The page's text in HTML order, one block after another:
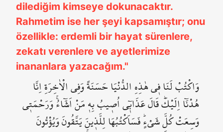
dilediğim kimseye dokunacaktır.
Rahmetim ise her şeyi kapsamıştır; onu
özellikle: erdemli bir hayat sürenlere,
zekatı verenlere ve ayetlerimize
inananlara yazacağım."
وَاكْتُبْ لَنَا ف۪ي هٰذِهِ الدُّنْيَا حَسَنَةً وَفِي الْاٰخِرَةِ اِنَّا
هُدْنَٓا اِلَيْكَۜ قَالَ عَذَاب۪ٓي اُص۪يبُ بِه۪ مَنْ اَشَٓاءُۚ وَرَحْمَت۪ي
وَسِعَتْ كُلَّ شَيْءٍۜ فَسَاَكْتُبُهَا لِلَّذ۪ينَ يَتَّقُونَ وَيُؤْتُونَ